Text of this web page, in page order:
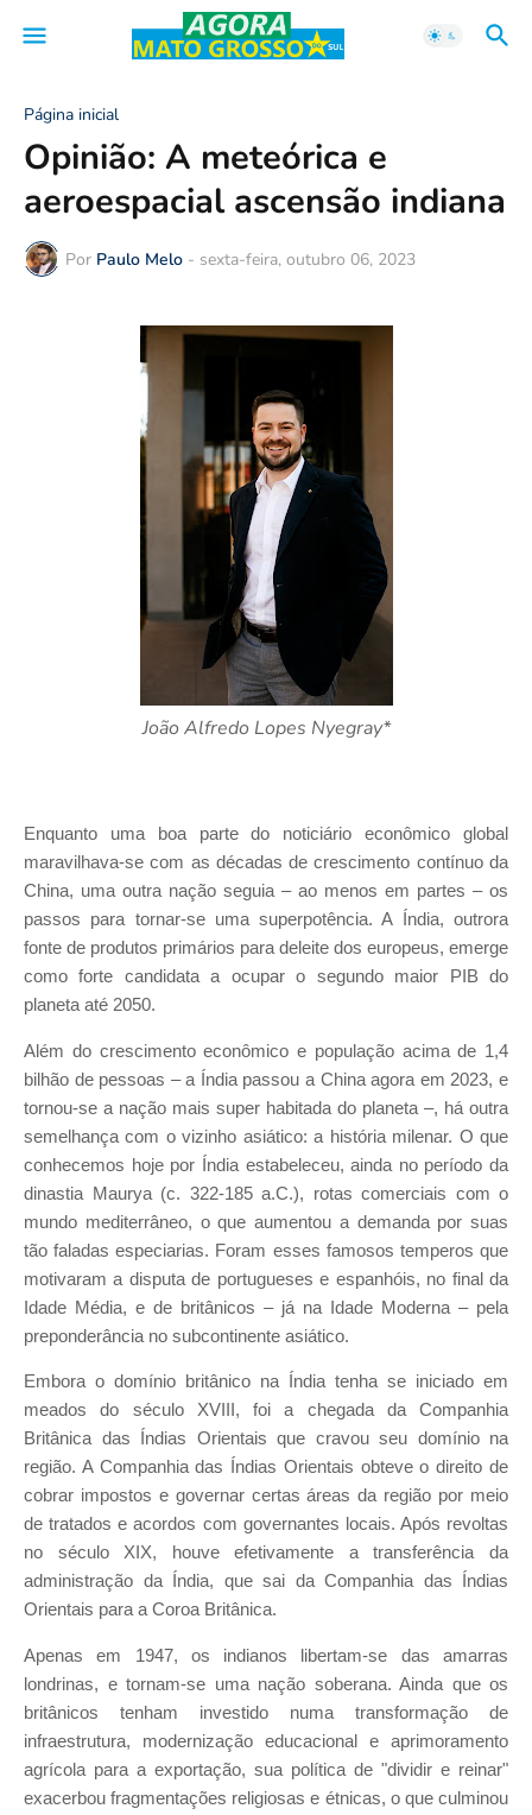
Página inicial
Opinião: A meteórica e
aeroespacial ascensão indiana
Por Paulo Melo - sexta-feira, outubro 06, 2023
João Alfredo Lopes Nyegray*
Enquanto uma boa parte do noticiário econômico global
maravilhava-se com as décadas de crescimento contínuo da
China, uma outra nação seguia – ao menos em partes – os
passos para tornar-se uma superpotência. A Índia, outrora
fonte de produtos primários para deleite dos europeus, emerge
como forte candidata a ocupar o segundo maior PIB do
planeta até 2050.
Além do crescimento econômico e população acima de 1,4
bilhão de pessoas – a Índia passou a China agora em 2023, e
tornou-se a nação mais super habitada do planeta –, há outra
semelhança com o vizinho asiático: a história milenar. O que
conhecemos hoje por Índia estabeleceu, ainda no período da
dinastia Maurya (c. 322-185 a.C.), rotas comerciais com o
mundo mediterrâneo, o que aumentou a demanda por suas
tão faladas especiarias. Foram esses famosos temperos que
motivaram a disputa de portugueses e espanhóis, no final da
Idade Média, e de britânicos – já na Idade Moderna – pela
preponderância no subcontinente asiático.
Embora o domínio britânico na Índia tenha se iniciado em
meados do século XVIII, foi a chegada da Companhia
Britânica das Índias Orientais que cravou seu domínio na
região. A Companhia das Índias Orientais obteve o direito de
cobrar impostos e governar certas áreas da região por meio
de tratados e acordos com governantes locais. Após revoltas
no século XIX, houve efetivamente a transferência da
administração da Índia, que sai da Companhia das Índias
Orientais para a Coroa Britânica.
Apenas em 1947, os indianos libertam-se das amarras
londrinas, e tornam-se uma nação soberana. Ainda que os
britânicos tenham investido numa transformação de
infraestrutura, modernização educacional e aprimoramento
agrícola para a exportação, sua política de "dividir e reinar"
exacerbou fragmentações religiosas e étnicas, o que culminou